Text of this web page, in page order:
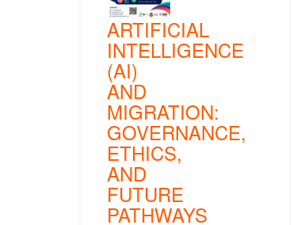
ARTIFICIAL
INTELLIGENCE
(AI)
AND
MIGRATION:
GOVERNANCE,
ETHICS,
AND
FUTURE
PATHWAYS